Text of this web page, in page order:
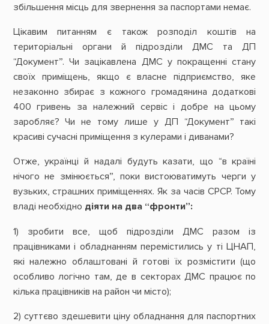
збільшення місць для звернення за паспортами немає.
Цікавим питанням є також розподіл коштів на
територіальні органи й підрозділи ДМС та ДП
“Документ”. Чи зацікавлена ДМС у покращенні стану
своїх приміщень, якщо є власне підприємство, яке
незаконно збирає з кожного громадянина додаткові
400 гривень за належний сервіс і добре на цьому
заробляє? Чи не тому лише у ДП “Документ” такі
красиві сучасні приміщення з кулерами і диванами?
Отже, українці й надалі будуть казати, що “в країні
нічого не змінюється”, поки вистоюватимуть черги у
вузьких, страшних приміщеннях. Як за часів СРСР. Тому
владі необхідно діяти на два “фронти”:
1) зробити все, щоб підрозділи ДМС разом із
працівниками і обладнанням перемістились у ті ЦНАП,
які належно облаштовані й готові їх розмістити (що
особливо логічно там, де в секторах ДМС працює по
кілька працівників на район чи місто);
2) суттєво здешевити ціну обладнання для паспортних